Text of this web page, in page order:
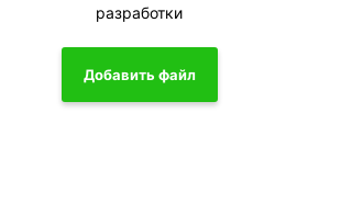
разработки
Добавить файл